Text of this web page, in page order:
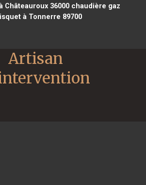
Châteauroux 36000chaudière gaz
à Tonnerre 89700
Artisan